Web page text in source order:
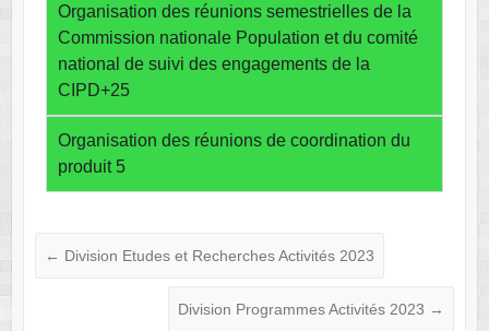
Organisation des réunions semestrielles de la
Commission nationale Population et du comité
national de suivi des engagements de la
CIPD+25
Organisation des réunions de coordination du
produit 5
← Division Etudes et Recherches Activités 2023
Division Programmes Activités 2023 →